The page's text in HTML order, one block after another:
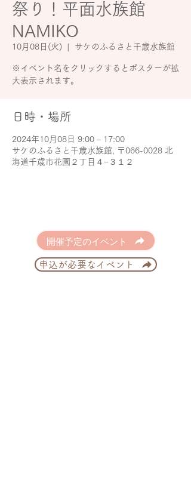
祭り！平面水族館
NAMIKO
10月08日(火) サケのふるさと千歳水族館
※イベント名をクリックするとポスターが拡
大表示されます。
日時・場所
2024年10月08日 9:00 – 17:00
サケのふるさと千歳水族館, 〒066-0028 北
海道千歳市花園２丁目４−３１２
開催予定のイベント
申込が必要なイベント